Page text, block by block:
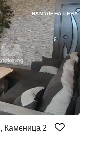
Каменица 2
НАМАЛЕНА ЦЕНА